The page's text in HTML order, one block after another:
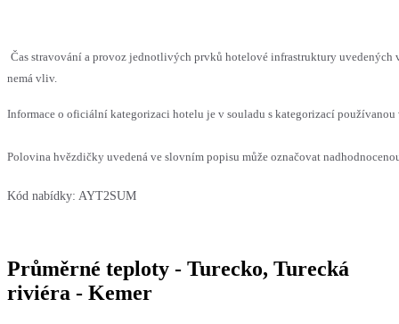
Čas stravování a provoz jednotlivých prvků hotelové infrastruktury uvedených
nemá vliv.
Informace o oficiální kategorizaci hotelu je v souladu s kategorizací
Polovina hvězdičky uvedená ve slovním popisu může označovat
Kód nabídky: AYT2SUM
Průměrné teploty - Turecko, Turecká
riviéra - Kemer